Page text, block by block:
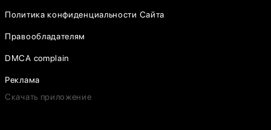
Политика конфиденциальности Сайта
Правообладателям
DMCA complain
Реклама
Скачать приложение